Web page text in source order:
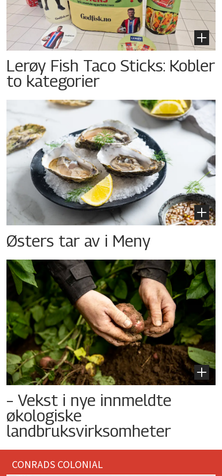
Lerøy Fish Taco Sticks: Kobler
to kategorier
Østers tar av i Meny
– Vekst i nye innmeldte
økologiske
landbruksvirksomheter
CONRADS COLONIAL